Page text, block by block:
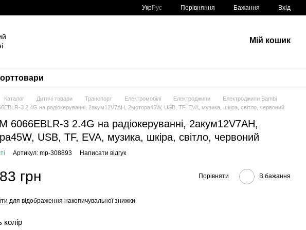
УкрРус Порівняння Бажання Вхід
Мій кошик
Каталог Дитячі товари Транспорт Електромобілі Електроджипи
Електроджипи Bambi
3 2.4G на радіокеруванні, 2акум12V7AH, 2мотора45W, USB, TF, EVA, музика, шкіра, світло, червоний
6066EBLR-3 2.4G на радіокеруванні, 2акум12V7AH,
USB, TF, EVA, музика, шкіра, світло, червоний
Артикул: mp-308893 Написати відгук
грн Порівняти В бажання
для відображення накопичувальної знижки
колір